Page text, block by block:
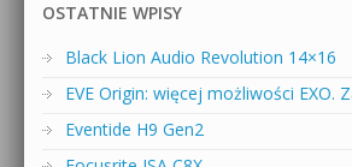
OSTATNIE WPISY
Black Lion Audio Revolution 14×16
EVE Origin: więcej możliwości EXO.
Eventide H9 Gen2